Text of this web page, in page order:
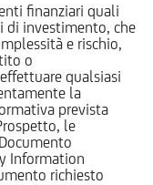
finanziari quali
di investimento, che
e rischio,
o
qualsiasi
la
prevista
le
Information
richiesto